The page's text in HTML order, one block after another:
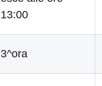
13:00
3^ora